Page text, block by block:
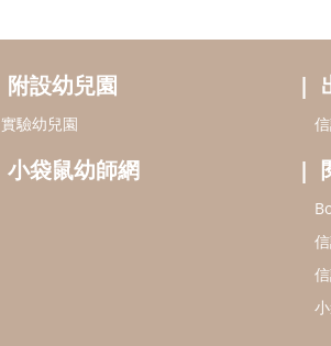
附設幼兒園
實驗幼兒園
小袋鼠幼師網